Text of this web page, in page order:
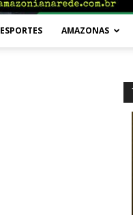
ESPORTES AMAZONAS